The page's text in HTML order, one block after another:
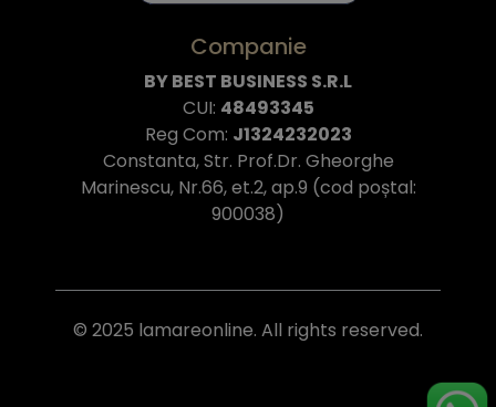
Companie
BY BEST BUSINESS S.R.L
CUI: 48493345
Reg Com: J1324232023
Constanta, Str. Prof.Dr. Gheorghe
Marinescu, Nr.66, et.2, ap.9 (cod poștal:
900038)
© 2025 lamareonline. All rights reserved.